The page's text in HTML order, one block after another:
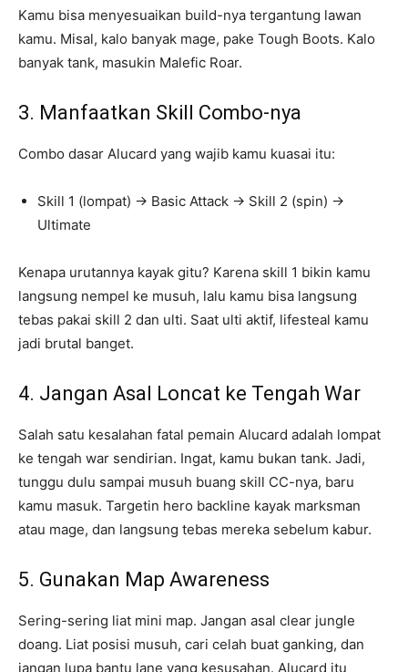
Kamu bisa menyesuaikan build-nya tergantung lawan
kamu. Misal, kalo banyak mage, pake Tough Boots. Kalo
banyak tank, masukin Malefic Roar.
3. Manfaatkan Skill Combo-nya
Combo dasar Alucard yang wajib kamu kuasai itu:
Skill 1 (lompat) → Basic Attack → Skill 2 (spin) →
Ultimate
Kenapa urutannya kayak gitu? Karena skill 1 bikin kamu
langsung nempel ke musuh, lalu kamu bisa langsung
tebas pakai skill 2 dan ulti. Saat ulti aktif, lifesteal kamu
jadi brutal banget.
4. Jangan Asal Loncat ke Tengah War
Salah satu kesalahan fatal pemain Alucard adalah lompat
ke tengah war sendirian. Ingat, kamu bukan tank. Jadi,
tunggu dulu sampai musuh buang skill CC-nya, baru
kamu masuk. Targetin hero backline kayak marksman
atau mage, dan langsung tebas mereka sebelum kabur.
5. Gunakan Map Awareness
Sering-sering liat mini map. Jangan asal clear jungle
doang. Liat posisi musuh, cari celah buat ganking, dan
jangan lupa bantu lane yang kesusahan. Alucard itu